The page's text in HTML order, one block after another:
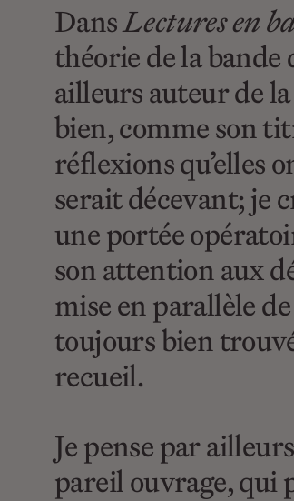
DansLectures en
théorie de la
ailleurs auteur de
bien, comme son
réflexions qu’elles
serait décevant; je
une portée
son attention aux
mise en parallèle
toujours bien
recueil.
Je pense par
pareil ouvrage, qui